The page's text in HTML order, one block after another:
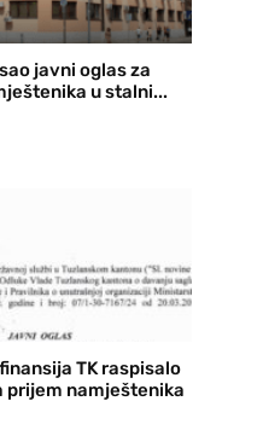
javni oglas za
u stalni...
TK raspisalo
prijem namještenika